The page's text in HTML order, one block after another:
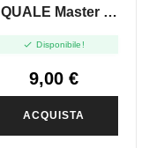
QUALE Master -
10+10
 Disponibile!
9,00 €
ACQUISTA